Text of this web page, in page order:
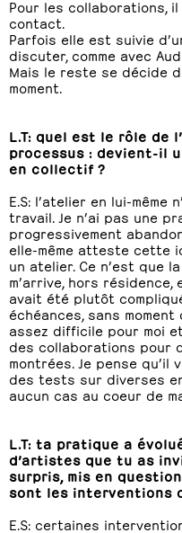
Pour les collaborations,
contact.
Parfois elle est suivie
discuter, comme avec
Mais le reste se décide
moment.
L.T: quel est le rôle de
processus : devient-il
en collectif ?
E.S: l’atelier en lui-même
travail. Je n’ai pas une
progressivement
elle-même atteste cette
un atelier. Ce n’est que
m’arrive, hors
avait été plutôt
échéances, sans
assez difficile pour moi
des collaborations pour
montrées. Je pense
des tests sur diverses
aucun cas au coeur de
L.T: ta pratique a
d’artistes que tu as
surpris, mis en
sont les interventions
E.S: certaines